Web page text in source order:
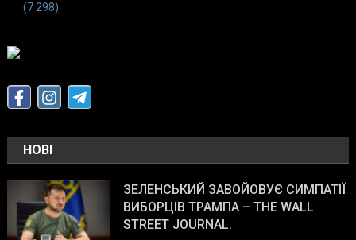
(7 298)
НОВІ
ЗЕЛЕНСЬКИЙ ЗАВОЙОВУЄ СИМПАТІЇ
ВИБОРЦІВ ТРАМПА – THE WALL
STREET JOURNAL.